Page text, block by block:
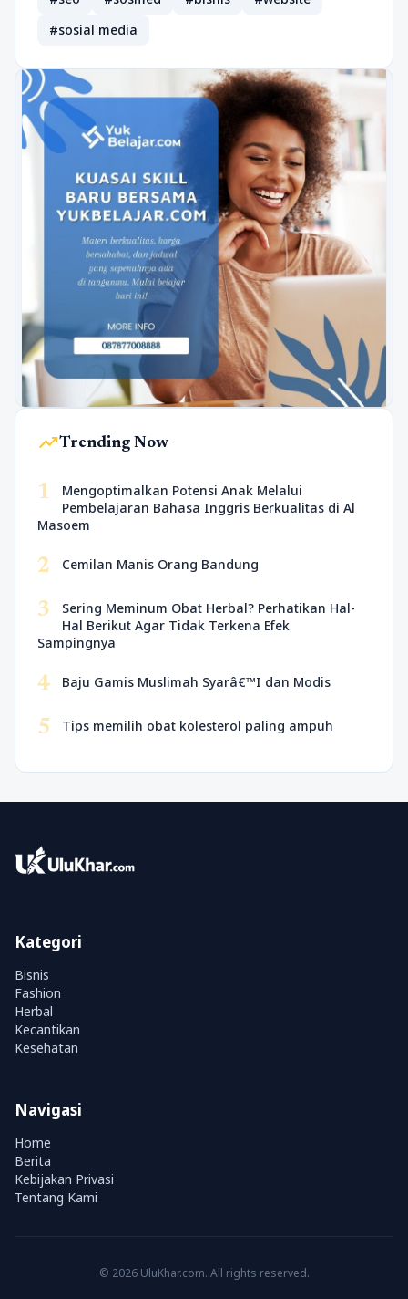
#sosial media
trending_upTrending Now
1
Mengoptimalkan Potensi Anak Melalui
Pembelajaran Bahasa Inggris Berkualitas di Al
Masoem
2 Cemilan Manis Orang Bandung
3
Sering Meminum Obat Herbal? Perhatikan Hal-
Hal Berikut Agar Tidak Terkena Efek
Sampingnya
4 Baju Gamis Muslimah Syarâ€™I dan Modis
5 Tips memilih obat kolesterol paling ampuh
Kategori
Bisnis
Fashion
Herbal
Kecantikan
Kesehatan
Navigasi
Home
Berita
Kebijakan Privasi
Tentang Kami
© 2026 UluKhar.com. All rights reserved.